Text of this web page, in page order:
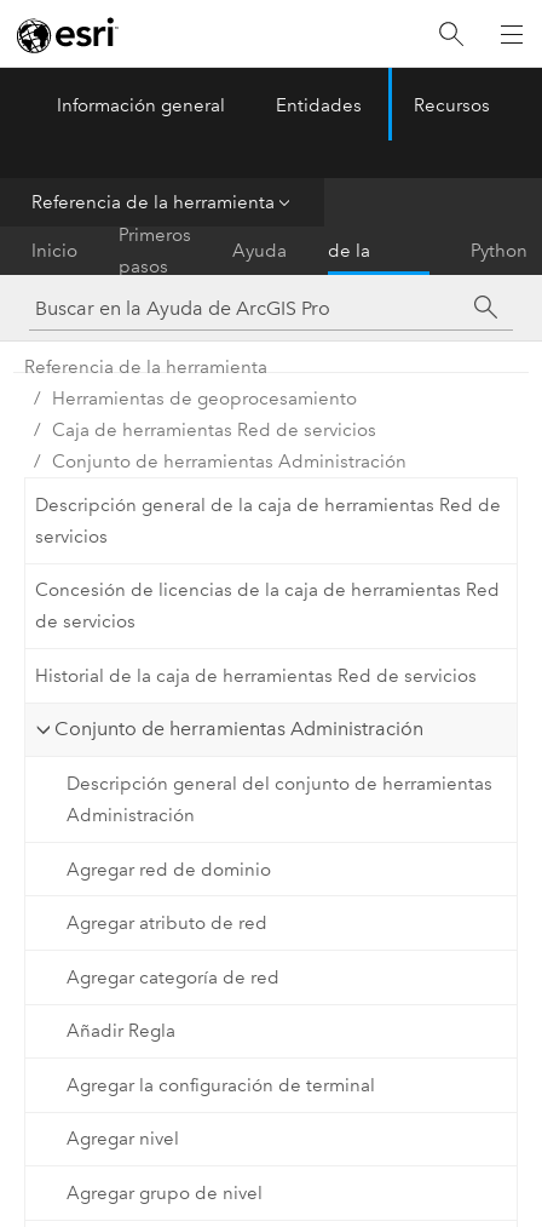
ArcGIS Pro Menu
Información general Entidades Recursos
Referencia de la herramienta
Inicio
Primeros
pasos
Ayuda
de la
herramienta
Python
Referencia de la herramienta
Herramientas de geoprocesamiento
Caja de herramientas Red de servicios
Conjunto de herramientas Administración
Descripción general de la caja de herramientas Red de
servicios
Concesión de licencias de la caja de herramientas Red
de servicios
Historial de la caja de herramientas Red de servicios
Conjunto de herramientas Administración
Descripción general del conjunto de herramientas
Administración
Agregar red de dominio
Agregar atributo de red
Agregar categoría de red
Añadir Regla
Agregar la configuración de terminal
Agregar nivel
Agregar grupo de nivel